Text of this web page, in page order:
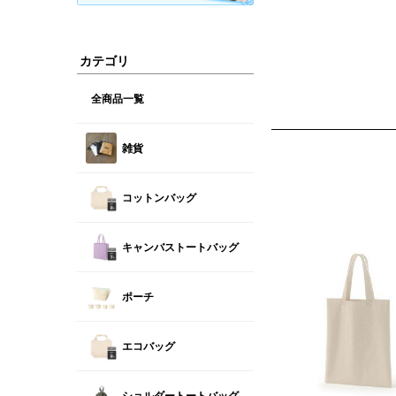
カテゴリ
全商品一覧
雑貨
コットンバッグ
キャンバストートバッグ
ポーチ
エコバッグ